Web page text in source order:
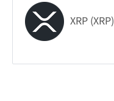
XRP (XRP)